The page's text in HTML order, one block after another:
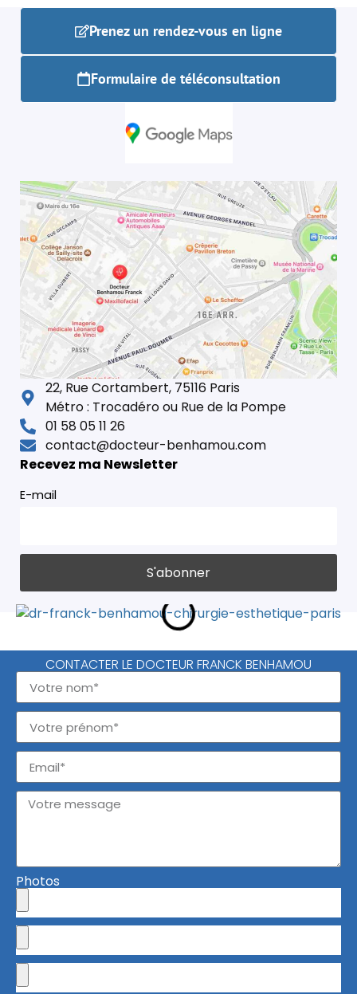
Prenez un rendez-vous en ligne
Formulaire de téléconsultation
22, Rue Cortambert, 75116 Paris
Métro : Trocadéro ou Rue de la Pompe
01 58 05 11 26
contact@docteur-benhamou.com
Recevez ma Newsletter
E-mail
CONTACTER LE DOCTEUR FRANCK BENHAMOU
Photos